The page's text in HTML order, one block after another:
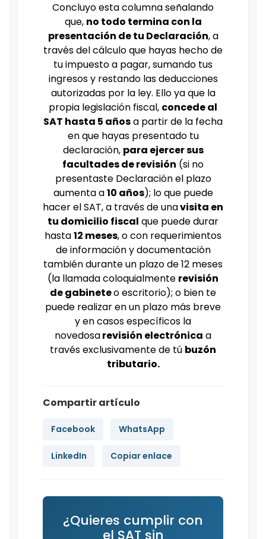
Concluyo esta columna señalando
que, no todo termina con la
presentación de tu Declaración, a
través del cálculo que hayas hecho de
tu impuesto a pagar, sumando tus
ingresos y restando las deducciones
autorizadas por la ley. Ello ya que la
propia legislación fiscal, concede al
SAT hasta 5 añosa partir de la fecha
en que hayas presentado tu
declaración, para ejercer sus
facultades de revisión (si no
presentaste Declaración el plazo
aumenta a10 años); lo que puede
hacer el SAT, a través de unavisita en
tu domicilio fiscal que puede durar
hasta12 meses, o con requerimientos
de información y documentación
también durante un plazo de 12 meses
(la llamada coloquialmente revisión
de gabineteo escritorio); o bien te
puede realizar en un plazo más breve
y en casos específicos la
novedosarevisión electrónica a
través exclusivamente de tú buzón
tributario.
Compartir artículo
Facebook WhatsApp
LinkedIn Copiar enlace
¿Quieres cumplir con
el SAT sin